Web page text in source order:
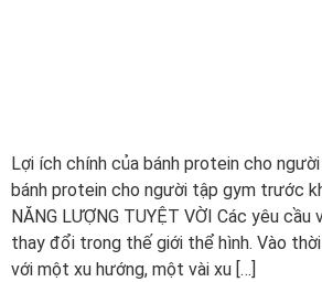
Lợi ích chính của bánh protein cho
bánh protein cho người tập gym trước
NĂNG LƯỢNG TUYỆT VỜI Các yêu cầu
thay đổi trong thế giới thể hình. Vào
với một xu hướng, một vài xu […]